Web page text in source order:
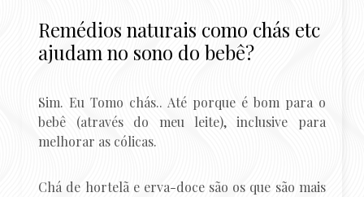
Remédios naturais como chás etc
ajudam no sono do bebê?
Sim. Eu Tomo chás.. Até porque é bom para o
bebê (através do meu leite), inclusive para
melhorar as cólicas.
Chá de hortelã e erva-doce são os que são mais